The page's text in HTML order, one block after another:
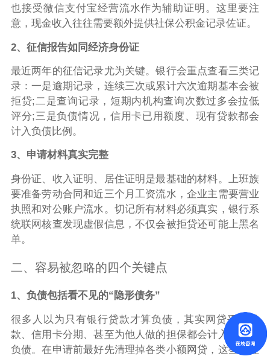
也接受微信支付宝经营流水作为辅助证明。这里要注
意，现金收入往往需要额外提供社保公积金记录佐证。
2、征信报告如同经济身份证
最近两年的征信记录尤为关键。银行会重点查看三类记
录：一是逾期记录，连续三次或累计六次逾期基本会被
拒贷;二是查询记录，短期内机构查询次数过多会拉低
评分;三是负债情况，信用卡已用额度、现有贷款都会
计入负债比例。
3、申请材料真实完整
身份证、收入证明、居住证明是最基础的材料。上班族
要准备劳动合同和近三个月工资流水，企业主需要营业
执照和对公账户流水。切记所有材料必须真实，银行系
统联网核查发现虚假信息，不仅会被拒贷还可能上黑名
单。
二、容易被忽略的四个关键点
1、负债包括看不见的“隐形债务”
很多人以为只有银行贷款才算负债，其实网贷平台借
款、信用卡分期、甚至为他人做的担保都会计入你的总
负债。在申请前最好先清理掉各类小额网贷，这些往往